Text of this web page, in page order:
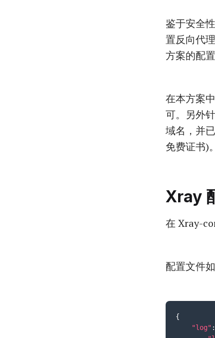
鉴于安全
置反向代
方案的配
在本方案
可。另外
域名，并
免费证书)。
Xray
在 Xray-
配置文件
{
"log" :